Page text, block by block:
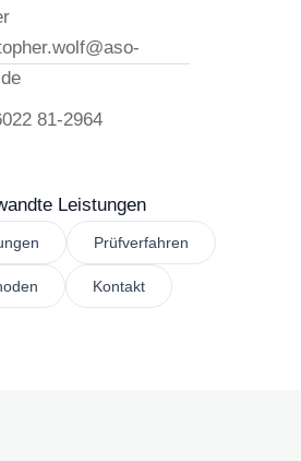
81-2964
Leistungen
Prüfverfahren
Kontakt